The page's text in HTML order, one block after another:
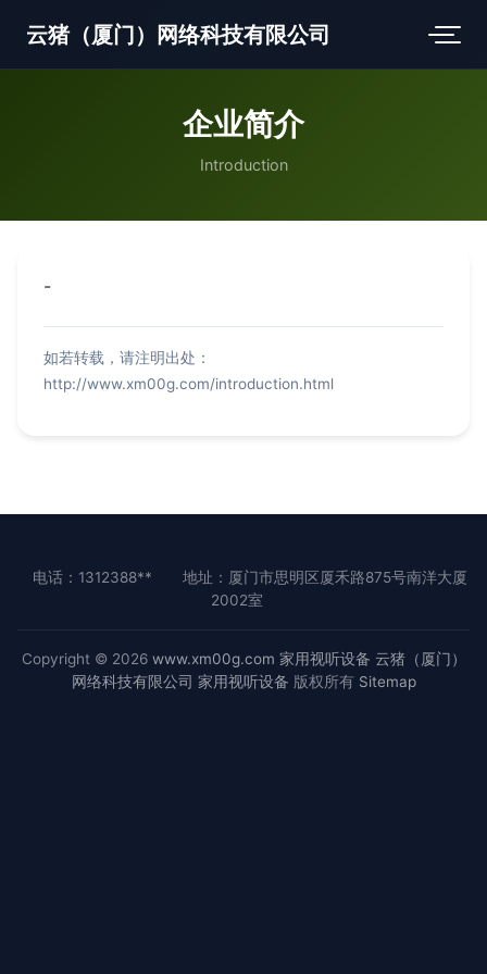
云猪（厦门）网络科技有限公司
企业简介
Introduction
-
如若转载，请注明出处：
http://www.xm00g.com/introduction.html
电话：1312388**
地址：厦门市思明区厦禾路875号南洋大厦
2002室
Copyright © 2026 www.xm00g.com 家用视听设备 云猪（厦门）
网络科技有限公司 家用视听设备 版权所有 Sitemap